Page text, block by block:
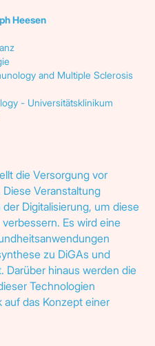
Heesen
and Multiple Sclerosis
- Universitätsklinikum
die Versorgung vor
Veranstaltung
Digitalisierung, um diese
Es wird eine
zu DiGAs und
Darüber hinaus werden die
Technologien
das Konzept einer